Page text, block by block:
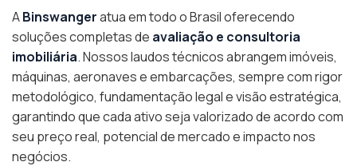
ABinswangeratua em todo o Brasil oferecendo
soluções completas de avaliação e consultoria
imobiliária. Nossos laudos técnicos abrangem imóveis,
máquinas, aeronaves e embarcações, sempre com rigor
metodológico, fundamentação legal e visão estratégica,
garantindo que cada ativo seja valorizado de acordo com
seu preço real, potencial de mercado e impacto nos
negócios.